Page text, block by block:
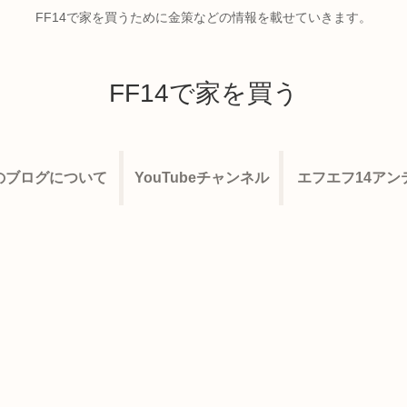
FF14で家を買うために金策などの情報を載せていきます。
FF14で家を買う
ブログについて YouTubeチャンネル エフエフ14アン